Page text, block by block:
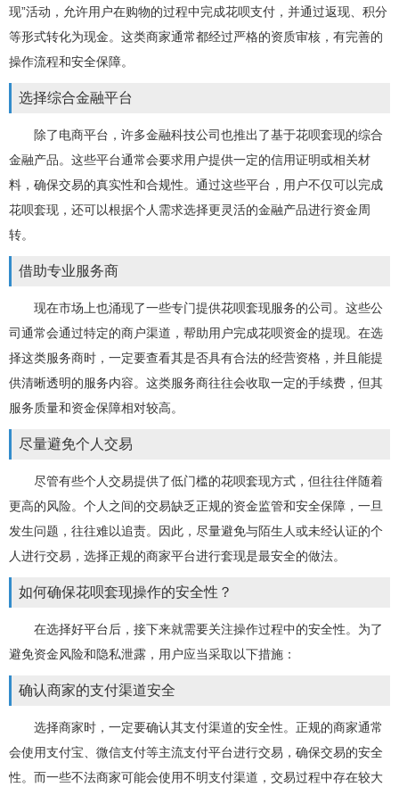
现”活动，允许用户在购物的过程中完成花呗支付，并通过返现、积分
等形式转化为现金。这类商家通常都经过严格的资质审核，有完善的
操作流程和安全保障。
选择综合金融平台
除了电商平台，许多金融科技公司也推出了基于花呗套现的综合
金融产品。这些平台通常会要求用户提供一定的信用证明或相关材
料，确保交易的真实性和合规性。通过这些平台，用户不仅可以完成
花呗套现，还可以根据个人需求选择更灵活的金融产品进行资金周
转。
借助专业服务商
现在市场上也涌现了一些专门提供花呗套现服务的公司。这些公
司通常会通过特定的商户渠道，帮助用户完成花呗资金的提现。在选
择这类服务商时，一定要查看其是否具有合法的经营资格，并且能提
供清晰透明的服务内容。这类服务商往往会收取一定的手续费，但其
服务质量和资金保障相对较高。
尽量避免个人交易
尽管有些个人交易提供了低门槛的花呗套现方式，但往往伴随着
更高的风险。个人之间的交易缺乏正规的资金监管和安全保障，一旦
发生问题，往往难以追责。因此，尽量避免与陌生人或未经认证的个
人进行交易，选择正规的商家平台进行套现是最安全的做法。
如何确保花呗套现操作的安全性？
在选择好平台后，接下来就需要关注操作过程中的安全性。为了
避免资金风险和隐私泄露，用户应当采取以下措施：
确认商家的支付渠道安全
选择商家时，一定要确认其支付渠道的安全性。正规的商家通常
会使用支付宝、微信支付等主流支付平台进行交易，确保交易的安全
性。而一些不法商家可能会使用不明支付渠道，交易过程中存在较大